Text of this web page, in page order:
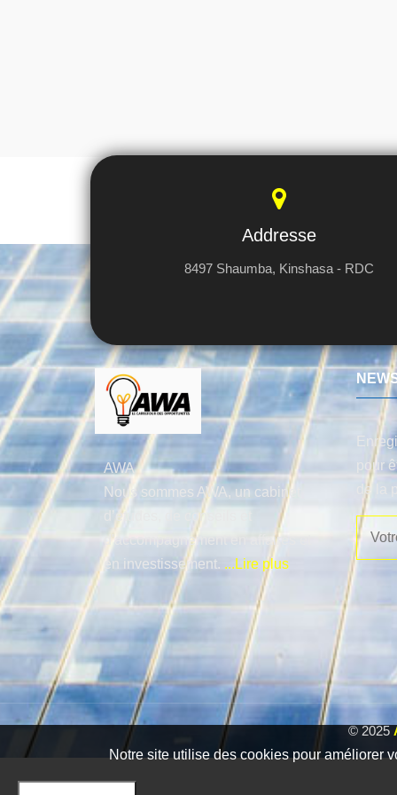
Notre site utilise des cookies pour améliorer
Addresse
8497 Shaumba, Kinshasa - RDC
AWA
Nous sommes AWA, un cabinet
d’études, de conseils et
d'accompagnement en affaires et
en investissement. ...Lire plus
pour
de la
© 2025